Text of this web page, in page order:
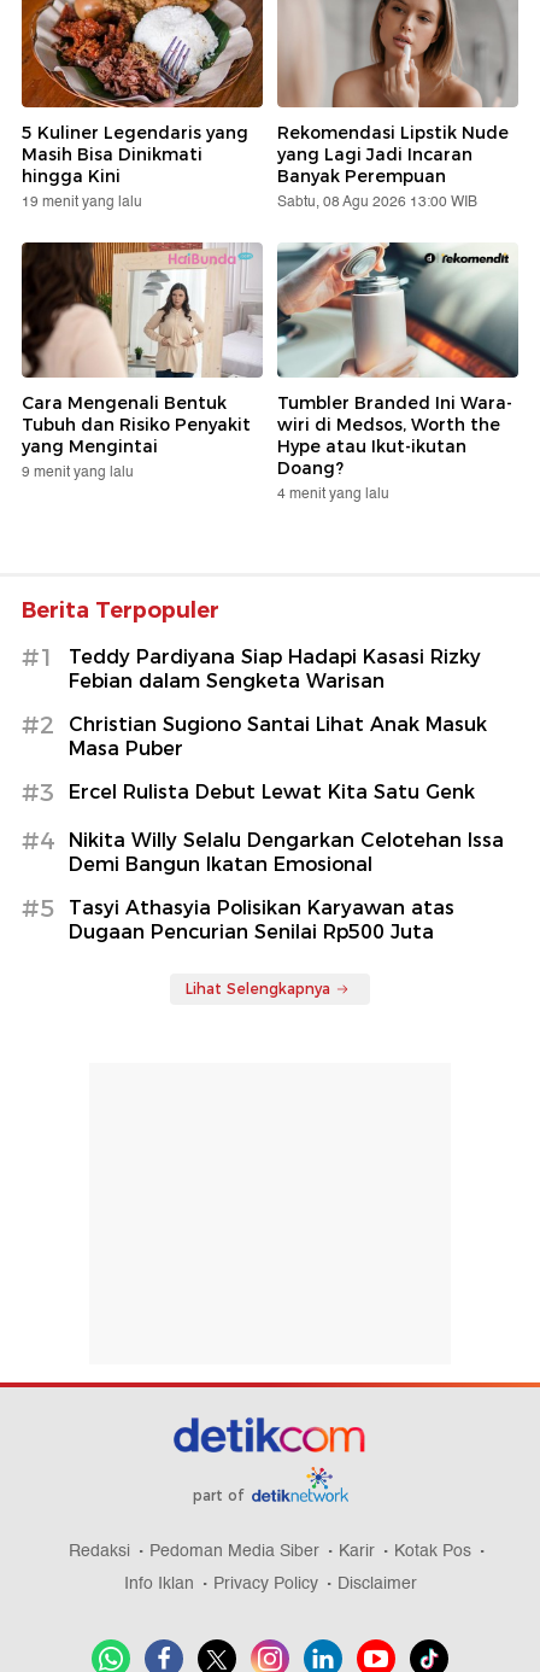
5 Kuliner Legendaris yang
Masih Bisa Dinikmati
hingga Kini
19 menit yang lalu
Rekomendasi Lipstik Nude
yang Lagi Jadi Incaran
Banyak Perempuan
Sabtu, 08 Agu 2026 13:00 WIB
Cara Mengenali Bentuk
Tubuh dan Risiko Penyakit
yang Mengintai
9 menit yang lalu
Tumbler Branded Ini Wara-
wiri di Medsos, Worth the
Hype atau Ikut-ikutan
Doang?
4 menit yang lalu
Berita Terpopuler
#1
Teddy Pardiyana Siap Hadapi Kasasi Rizky
Febian dalam Sengketa Warisan
#2
Christian Sugiono Santai Lihat Anak Masuk
Masa Puber
#3 Ercel Rulista Debut Lewat Kita Satu Genk
#4
Nikita Willy Selalu Dengarkan Celotehan Issa
Demi Bangun Ikatan Emosional
#5
Tasyi Athasyia Polisikan Karyawan atas
Dugaan Pencurian Senilai Rp500 Juta
Lihat Selengkapnya
part of
Redaksi Pedoman Media Siber Karir
Kotak Pos
Info Iklan
Privacy Policy Disclaimer